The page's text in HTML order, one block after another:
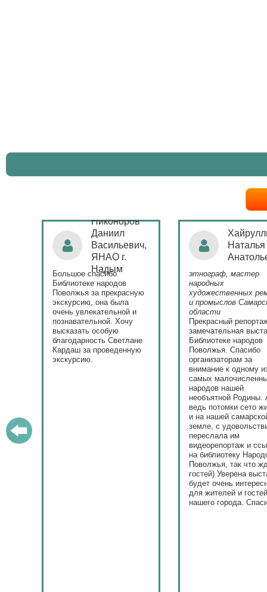
Никоноров
Даниил
Васильевич,
ЯНАО г.
Надым
Большое спасибо
Библиотеке народов
Поволжья за прекрасную
экскурсию, она была
очень увлекательной и
познавательной. Хочу
высказать особую
благодарность Светлане
Кардаш за проведенную
экскурсию.
Наталья
этнограф, мастер
народных
художественных
и промыслов
области
Прекрасный
замечательная
Библиотеке народов
Поволжья. Спасибо
организаторам за
внимание к одному
самых
народов нашей
необъятной Родины.
ведь потомки сето
и на нашей
земле, с
переслала им
видеорепортаж и
на библиотеку
Поволжья, так что
гостей) Уверена
будет очень
для жителей и
нашего города.